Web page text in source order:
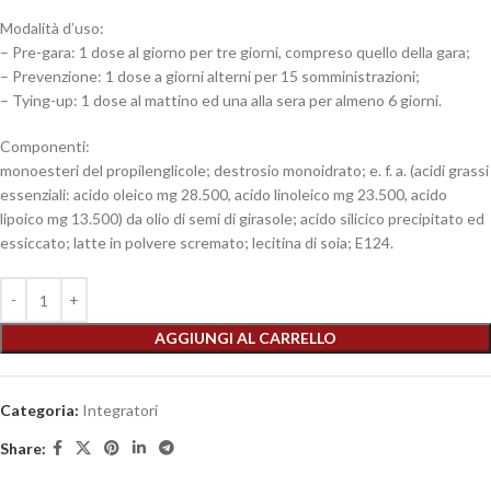
Modalità d’uso:
– Pre-gara: 1 dose al giorno per tre giorni, compreso quello della gara;
– Prevenzione: 1 dose a giorni alterni per 15 somministrazioni;
– Tying-up: 1 dose al mattino ed una alla sera per almeno 6 giorni.
Componenti:
monoesteri del propilenglicole; destrosio monoidrato; e. f. a. (acidi grassi
essenziali: acido oleico mg 28.500, acido linoleico mg 23.500, acido
lipoico mg 13.500) da olio di semi di girasole; acido silicico precipitato ed
essiccato; latte in polvere scremato; lecitina di soia; E124.
AGGIUNGI AL CARRELLO
Categoria: Integratori
Share: